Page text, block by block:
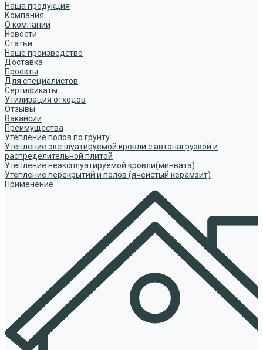
Наша продукция
Компания
О компании
Новости
Статьи
Наше производство
Доставка
Проекты
Для специалистов
Сертификаты
Утилизация отходов
Отзывы
Вакансии
Преимущества
Утепление полов по грунту
Утепление эксплуатируемой кровли с автонагрузкой и
распределительной плитой
Утепление неэксплуатируемой кровли(минвата)
Утепление перекрытий и полов (ячеистый керамзит)
Применение